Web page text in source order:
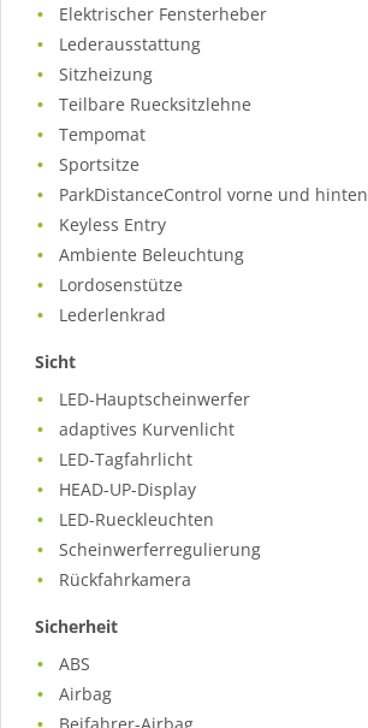
Elektrischer Fensterheber
Lederausstattung
Sitzheizung
Teilbare Ruecksitzlehne
Tempomat
Sportsitze
ParkDistanceControl vorne und hinten
Keyless Entry
Ambiente Beleuchtung
Lordosenstütze
Lederlenkrad
Sicht
LED-Hauptscheinwerfer
adaptives Kurvenlicht
LED-Tagfahrlicht
HEAD-UP-Display
LED-Rueckleuchten
Scheinwerferregulierung
Rückfahrkamera
Sicherheit
ABS
Airbag
Beifahrer-Airbag